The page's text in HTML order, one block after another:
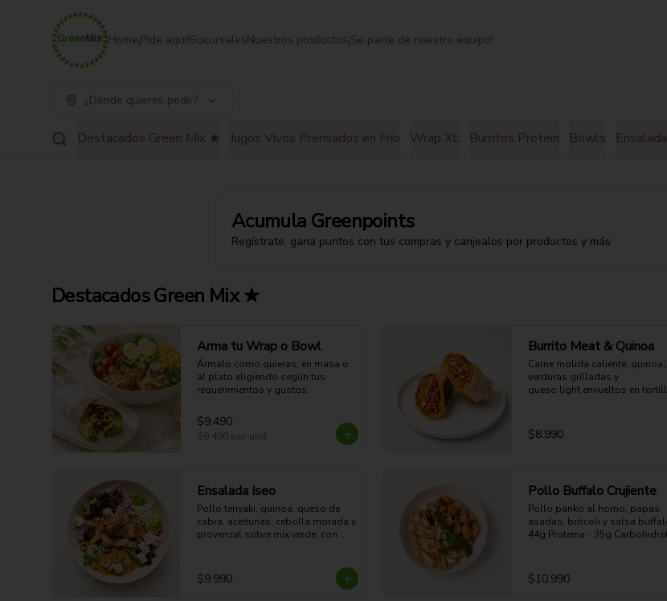
Home¡Pide aquí!SucursalesNuestros productos¡Se parte de nuestro equipo!
¿Dónde quieres pedir?
Destacados Green Mix ★ Jugos Vivos Prensados en Frío Wrap XL Burritos Protein Bowls
Acumula Greenpoints
Regístrate, gana puntos con tus compras y canjealos por productos y más
Destacados Green Mix ★
Arma tu Wrap o Bowl
Ármalo como quieras, en masa o
al plato eligiendo según tus
requerimientos y gustos.
$9.490
$9.490 por und
Burrito Meat & Quinoa
Carne molida caliente, quinoa,
verduras grilladas y
queso light envueltos en
27g grasa - 7g Fibra - 654
$8.990
Ensalada Iseo
Pollo teriyaki, quinoa, queso de
cabra, aceitunas, cebolla morada y
provenzal sobre mix verde, con
35g grasa - 5g Fibra - 633 Kcal
$9.990
Pollo Buffalo Crujiente
Pollo panko al horno, papas
asadas, brócoli y salsa
44g Proteina - 35g
$10.990